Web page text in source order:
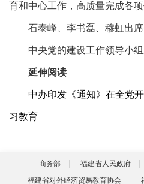
育和中心工作，高质量完成各项
石泰峰、李书磊、穆虹出席
中央党的建设工作领导小组
延伸阅读
中办印发《通知》在全党
习教育
商务部 福建省人民政府
福建省对外经济贸易教育协会